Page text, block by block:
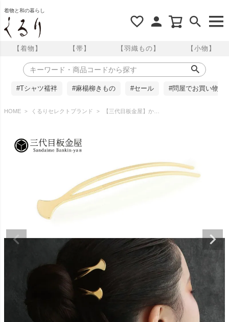
着物と和の暮らし
【着物】 【帯】 【羽織もの】 【小物】
#Tシャツ襦袢 #麻楊柳きもの #セール #問屋でお買い物
HOME くるりセレクトブランド 【三代目板金屋】かんざし / 〈小粋〉Petit Hira gold